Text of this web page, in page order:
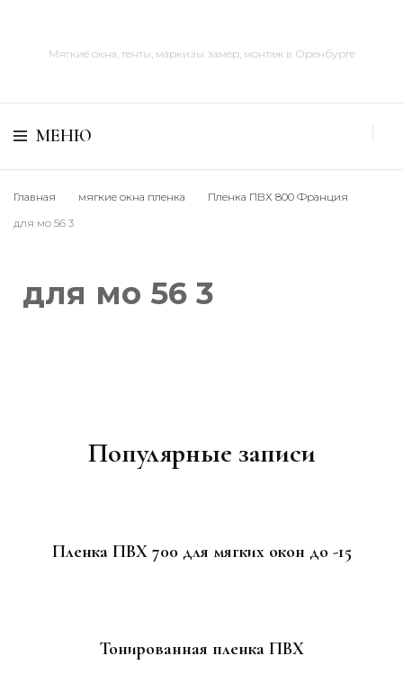
Мягкие окна, тенты, маркизы замер, монтаж в Оренбурге
МЕНЮ
Главная мягкие окна пленка
Пленка ПВХ 800 Франция
для мо 56 3
для мо 56 3
записямПопулярные записи
Пленка ПВХ 700 для мягких окон до -15
Тонированная пленка ПВХ